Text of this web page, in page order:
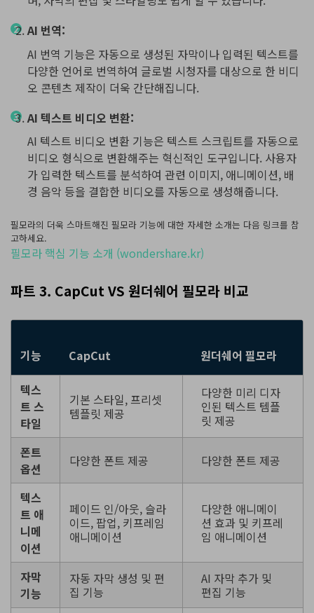
AI 번역:
AI 번역 기능은 자동으로 생성된 자막이나 입력된 텍스트를
다양한 언어로 번역하여 글로벌 시청자를 대상으로 한 비디
오 콘텐츠 제작이 더욱 간단해집니다.
AI 텍스트 비디오 변환:
AI 텍스트 비디오 변환 기능은 텍스트 스크립트를 자동으로
비디오 형식으로 변환해주는 혁신적인 도구입니다. 사용자
가 입력한 텍스트를 분석하여 관련 이미지, 애니메이션, 배
경 음악 등을 결합한 비디오를 자동으로 생성해줍니다.
필모라의 더욱 스마트해진 필모라 기능에 대한 자세한 소개는 다음 링크를 참
고하세요.
필모라 핵심 기능 소개 (wondershare.kr)
파트 3. CapCut VS 원더쉐어 필모라 비교
기능 CapCut 원더쉐어 필모라
텍스
트 스
타일
기본 스타일, 프리셋
템플릿 제공
다양한 미리 디자
인된 텍스트 템플
릿 제공
폰트
옵션
다양한 폰트 제공 다양한 폰트 제공
텍스
트 애
니메
이션
페이드 인/아웃, 슬라
이드, 팝업, 키프레임
애니메이션
다양한 애니메이
션 효과 및 키프레
임 애니메이션
자막
기능
자동 자막 생성 및 편
집 기능
AI 자막 추가 및
편집 기능